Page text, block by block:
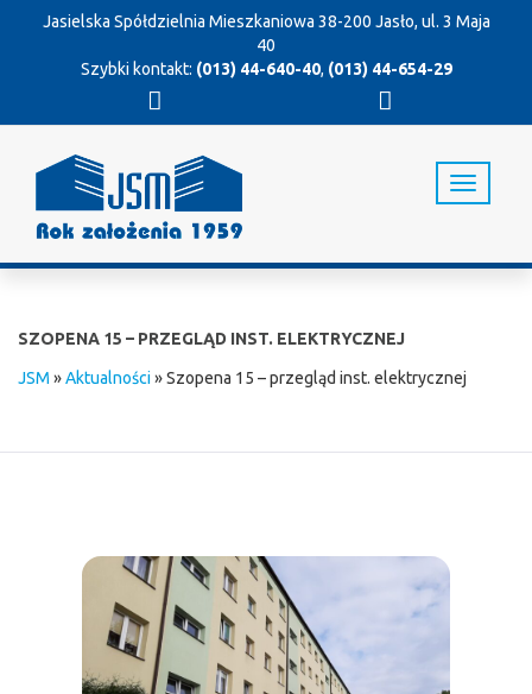
Jasielska Spółdzielnia Mieszkaniowa 38-200 Jasło, ul. 3 Maja
40
Szybki kontakt: (013) 44-640-40, (013) 44-654-29
T
o
v
SZOPENA 15 – PRZEGLĄD INST. ELEKTRYCZNEJ
JSM »Aktualności»Szopena 15 – przegląd inst. elektrycznej